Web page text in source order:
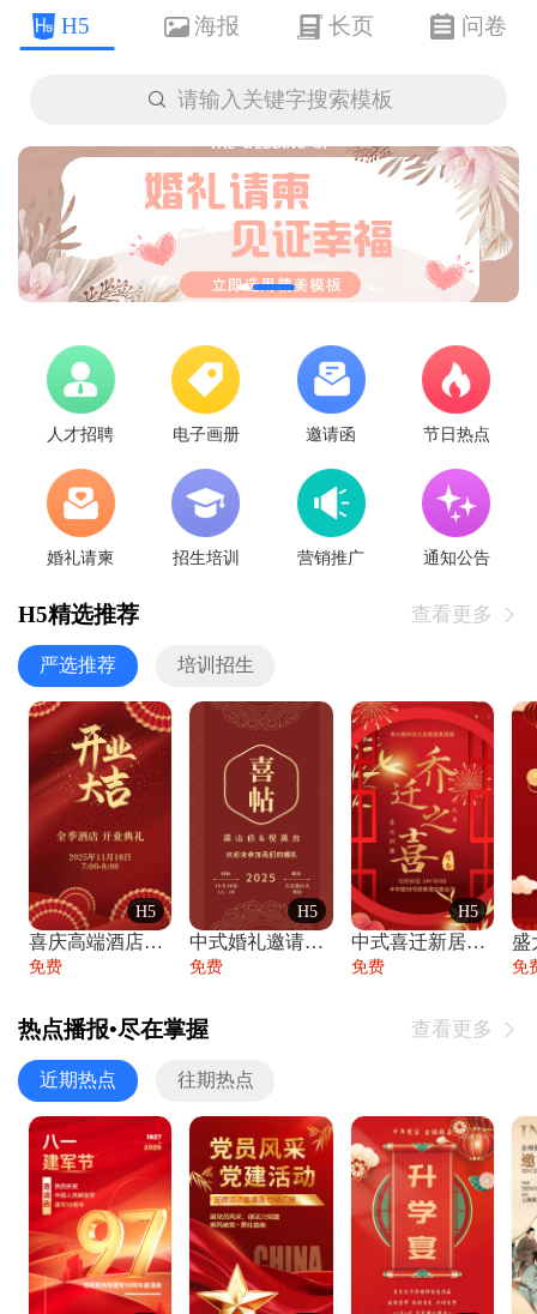
H5 海报 长页 问卷
 请输入关键字搜索模板
人才招聘 电子画册 邀请函 节日热点
婚礼请柬 招生培训 营销推广 通知公告
H5精选推荐 查看更多 
严选推荐 培训招生
H5
喜庆高端酒店开业大吉邀请函
免费
H5
中式婚礼邀请函中国风传统复古婚礼请柬请帖
免费
H5
中式喜迁新居乔迁之喜邀请函宴会请帖
免费 免
热点播报•尽在掌握 查看更多 
近期热点 往期热点